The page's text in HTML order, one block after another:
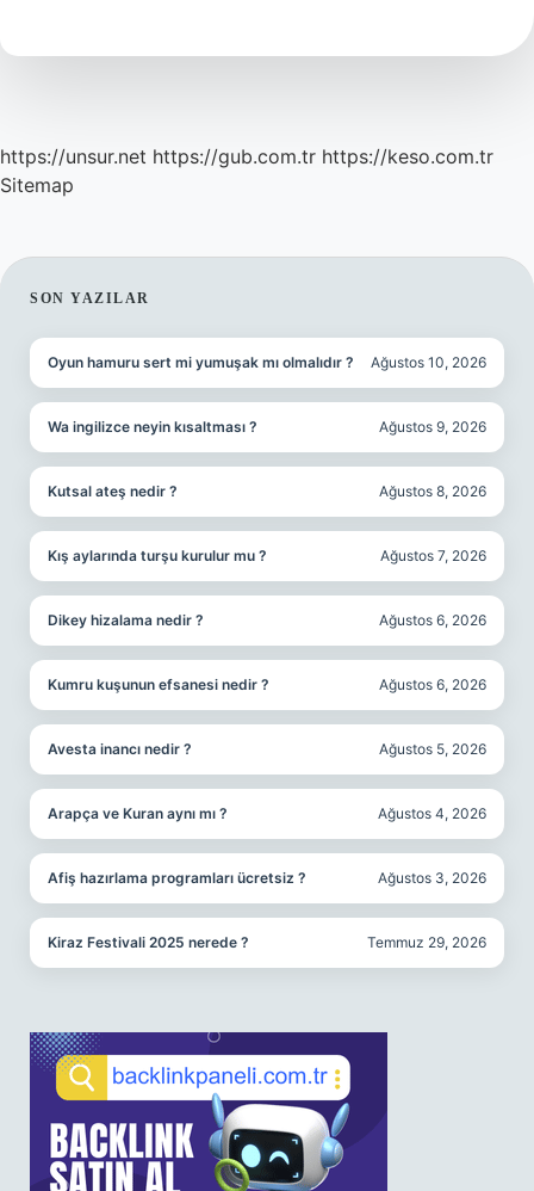
https://unsur.net https://gub.com.tr https://keso.com.tr
Sitemap
SIDEBAR
SON YAZILAR
Oyun hamuru sert mi yumuşak mı olmalıdır ? Ağustos 10, 2026
Wa ingilizce neyin kısaltması ? Ağustos 9, 2026
Kutsal ateş nedir ? Ağustos 8, 2026
Kış aylarında turşu kurulur mu ? Ağustos 7, 2026
Dikey hizalama nedir ? Ağustos 6, 2026
Kumru kuşunun efsanesi nedir ? Ağustos 6, 2026
Avesta inancı nedir ? Ağustos 5, 2026
Arapça ve Kuran aynı mı ? Ağustos 4, 2026
Afiş hazırlama programları ücretsiz ? Ağustos 3, 2026
Kiraz Festivali 2025 nerede ? Temmuz 29, 2026